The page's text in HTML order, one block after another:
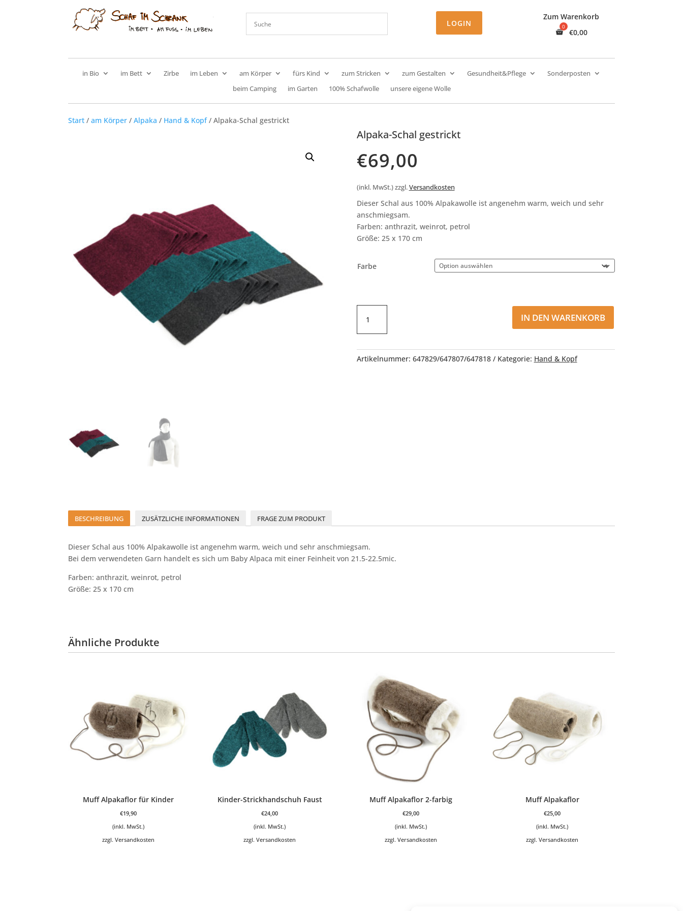
LOGIN
Zum Warenkorb
€0,00
in Bio im Bett Zirbe im Leben am Körper fürs Kind zum Stricken zum Gestalten Gesundheit&Pflege
Sonderposten
beim Camping
im Garten 100% Schafwolle unsere eigene Wolle
Start /am Körper /Alpaka / Hand & Kopf/ Alpaka-Schal gestrickt
Alpaka-Schal gestrickt
€69,00
(inkl. MwSt.) zzgl.Versandkosten
Dieser Schal aus 100% Alpakawolle ist angenehm warm, weich und sehr
anschmiegsam.
Farben: anthrazit, weinrot, petrol
Größe: 25 x 170 cm
Farbe
Schal
gestrickt
IN DEN WARENKORB
Artikelnummer: 647829/647807/647818 Kategorie: Hand & Kopf
BESCHREIBUNG ZUSÄTZLICHE INFORMATIONEN FRAGE ZUM PRODUKT
Dieser Schal aus 100% Alpakawolle ist angenehm warm, weich und sehr anschmiegsam.
Bei dem verwendeten Garn handelt es sich um Baby Alpaca mit einer Feinheit von 21.5-22.5mic.
Farben: anthrazit, weinrot, petrol
Größe: 25 x 170 cm
Ähnliche Produkte
Muff Alpakaflor für Kinder
€19,90
(inkl. MwSt.)
zzgl.Versandkosten
Kinder-Strickhandschuh Faust
€24,00
(inkl. MwSt.)
zzgl.Versandkosten
Muff Alpakaflor 2-farbig
€29,00
(inkl. MwSt.)
zzgl.Versandkosten
Muff Alpakaflor
€25,00
(inkl. MwSt.)
zzgl.Versandkosten